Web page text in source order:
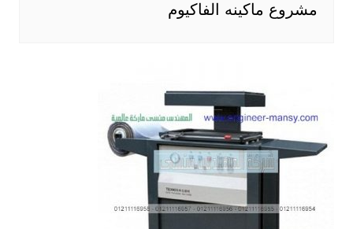
مشروع ماكينه الفاكيوم